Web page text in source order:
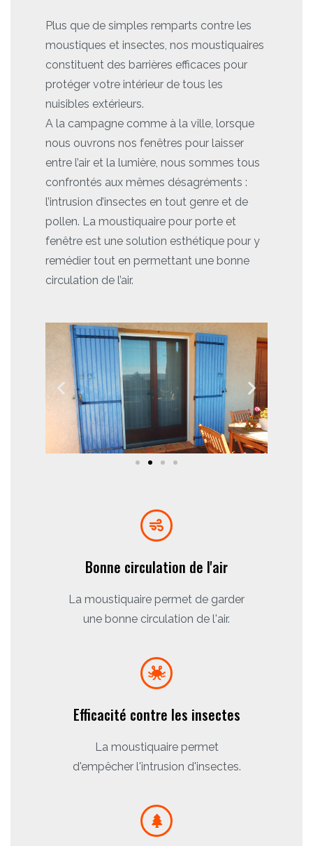
Plus que de simples remparts contre les
moustiques et insectes, nos moustiquaires
constituent des barrières efficaces pour
protéger votre intérieur de tous les
nuisibles extérieurs.
A la campagne comme à la ville, lorsque
nous ouvrons nos fenêtres pour laisser
entre l’air et la lumière, nous sommes tous
confrontés aux mêmes désagréments :
l’intrusion d’insectes en tout genre et de
pollen. La moustiquaire pour porte et
fenêtre est une solution esthétique pour y
remédier tout en permettant une bonne
circulation de l’air.
Bonne circulation de l'air
La moustiquaire permet de garder
une bonne circulation de l'air.
Efficacité contre les insectes
La moustiquaire permet
d'empêcher l'intrusion d'insectes.